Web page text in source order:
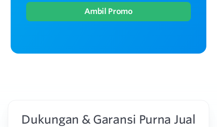
Ambil Promo
Dukungan & Garansi Purna Jual